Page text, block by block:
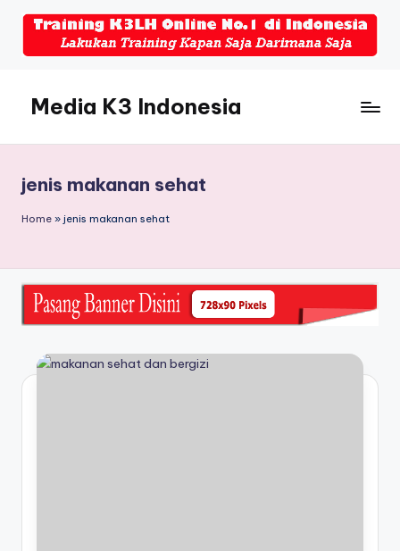
Media K3 Indonesia
Seputar
Dunia
K3LH
jenis makanan sehat
Home » jenis makanan sehat